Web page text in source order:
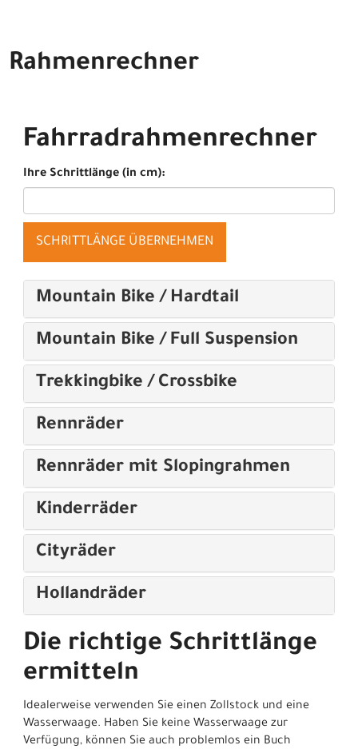
Rahmenrechner
Fahrradrahmenrechner
Ihre Schrittlänge (in cm):
SCHRITTLÄNGE ÜBERNEHMEN
Mountain Bike / Hardtail
Mountain Bike / Full Suspension
Trekkingbike / Crossbike
Rennräder
Rennräder mit Slopingrahmen
Kinderräder
Cityräder
Hollandräder
Die richtige Schrittlänge
ermitteln
Idealerweise verwenden Sie einen Zollstock und eine
Wasserwaage. Haben Sie keine Wasserwaage zur
Verfügung, können Sie auch problemlos ein Buch